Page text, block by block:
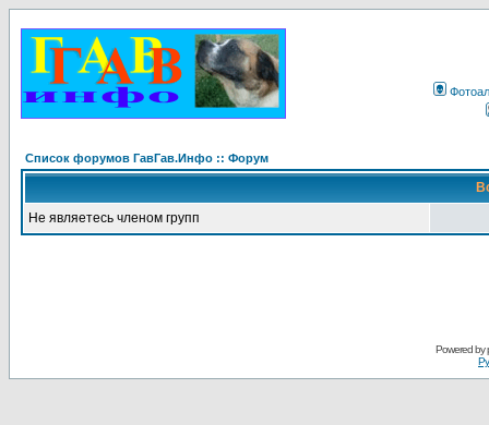
Список форумов ГавГав.Инфо :: Форум
Не являетесь членом групп
Powered by